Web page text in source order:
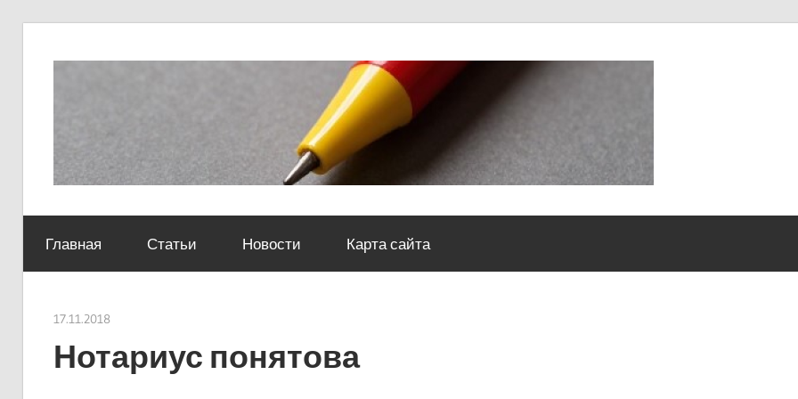
юридический
центр
Главная Статьи Новости Карта сайта
17.11.2018Евгений Георгиевич
Нотариус понятова